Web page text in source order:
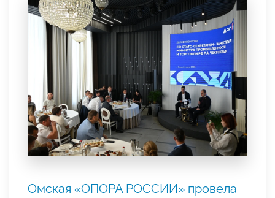
Омская «ОПОРА РОССИИ» провела